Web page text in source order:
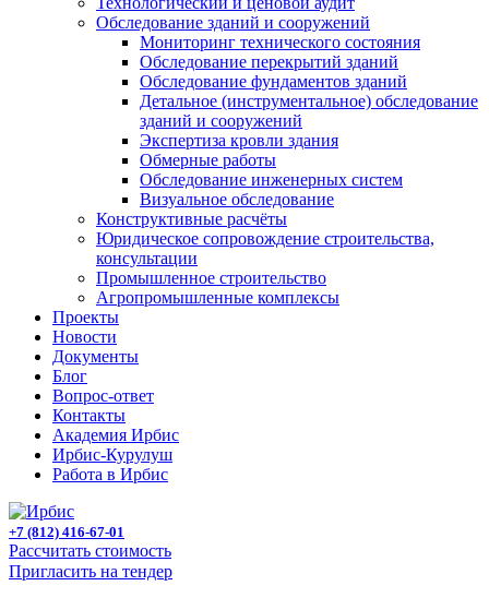
Обследование зданий и сооружений
Мониторинг технического состояния
Обследование перекрытий зданий
Обследование фундаментов зданий
Детальное (инструментальное) обследование
зданий и сооружений
Экспертиза кровли здания
Обмерные работы
Обследование инженерных систем
Визуальное обследование
Конструктивные расчёты
Юридическое сопровождение строительства,
консультации
Промышленное строительство
Агропромышленные комплексы
Проекты
Новости
Документы
Блог
Вопрос-ответ
Контакты
Академия Ирбис
Ирбис-Курулуш
Работа в Ирбис
+7 (812) 416-67-01
Рассчитать стоимость
Пригласить на тендер